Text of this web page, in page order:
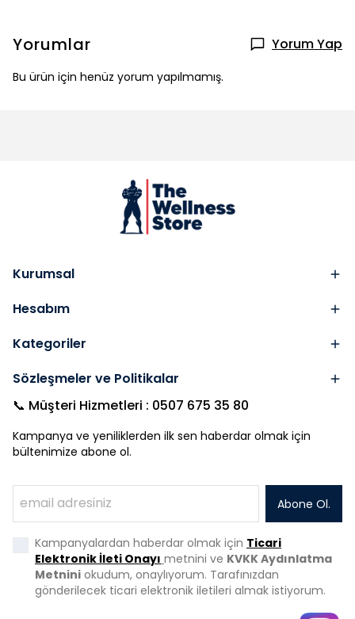
Yorumlar Yorum Yap
Bu ürün için henüz yorum yapılmamış.
Kurumsal
Hesabım
Kategoriler
Sözleşmeler ve Politikalar
📞 Müşteri Hizmetleri : 0507 675 35 80
Kampanya ve yeniliklerden ilk sen haberdar olmak için
bültenimize abone ol.
Abone Ol.
Kampanyalardan haberdar olmak için Ticari
Elektronik İleti Onayı metnini ve KVKK Aydınlatma
Metnini okudum, onaylıyorum. Tarafınızdan
gönderilecek ticari elektronik iletileri almak istiyorum.